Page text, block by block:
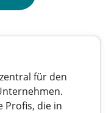
für den
Profis, die in